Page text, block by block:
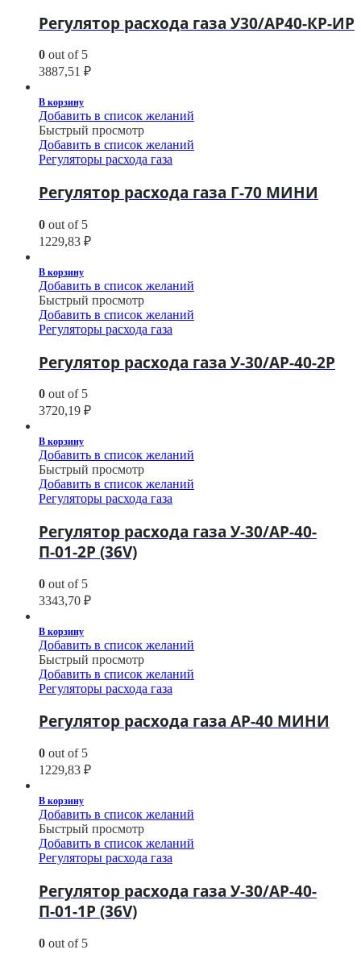
Регулятор расхода газа У30/АР40-КР-ИР
0 out of 5
3887,51 ₽
В корзину
Добавить в список желаний
Быстрый просмотр
Добавить в список желаний
Регуляторы расхода газа
Регулятор расхода газа Г-70 МИНИ
0 out of 5
1229,83 ₽
В корзину
Добавить в список желаний
Быстрый просмотр
Добавить в список желаний
Регуляторы расхода газа
Регулятор расхода газа У-30/АР-40-2Р
0 out of 5
3720,19 ₽
В корзину
Добавить в список желаний
Быстрый просмотр
Добавить в список желаний
Регуляторы расхода газа
Регулятор расхода газа У-30/АР-40-
П-01-2Р (36V)
0 out of 5
3343,70 ₽
В корзину
Добавить в список желаний
Быстрый просмотр
Добавить в список желаний
Регуляторы расхода газа
Регулятор расхода газа АР-40 МИНИ
0 out of 5
1229,83 ₽
В корзину
Добавить в список желаний
Быстрый просмотр
Добавить в список желаний
Регуляторы расхода газа
Регулятор расхода газа У-30/АР-40-
П-01-1Р (36V)
0 out of 5